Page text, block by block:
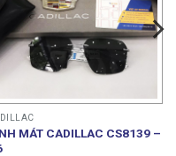
MÁT CADILLAC CS8139 –